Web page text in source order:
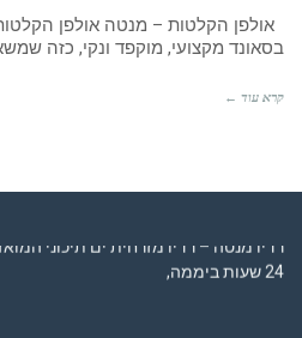
אולפן הקלטות – מנטה אולפן
בסאונד מקצועי, מוקפד ונקי, כזה
קרא עוד ←
24 שעות ביממה,